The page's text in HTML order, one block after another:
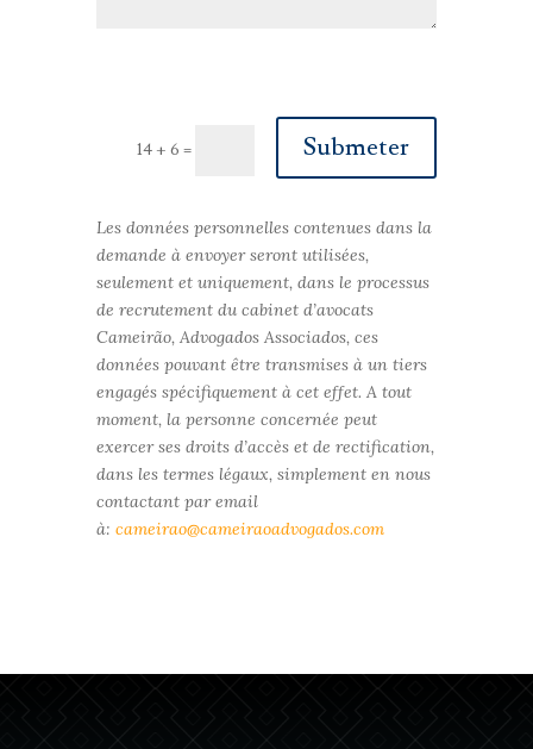
14 + 6 = Submeter
Les données personnelles contenues dans la
demande à envoyer seront utilisées,
seulement et uniquement, dans le processus
de recrutement du cabinet d’avocats
Cameirão, Advogados Associados, ces
données pouvant être transmises à un tiers
engagés spécifiquement à cet effet. A tout
moment, la personne concernée peut
exercer ses droits d’accès et de rectification,
dans les termes légaux, simplement en nous
contactant par email
à: cameirao@cameiraoadvogados.com